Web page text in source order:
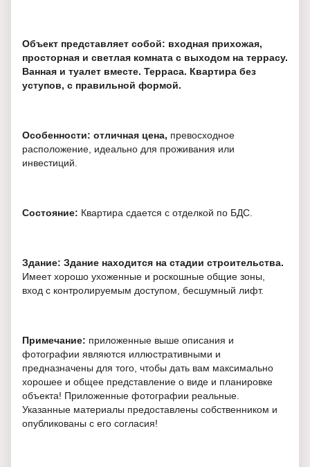
Объект представляет собой: входная прихожая,
просторная и светлая комната с выходом на террасу.
Ванная и туалет вместе. Терраса. Квартира без
уступов, с правильной формой.
Особенности: отличная цена, превосходное
расположение, идеально для проживания или
инвестиций.
Состояние: Квартира сдается с отделкой по БДС.
Здание: Здание находится на стадии строительства.
Имеет хорошо ухоженные и роскошные общие зоны,
вход с контролируемым доступом, бесшумный лифт.
Примечание: приложенные выше описания и
фотографии являются иллюстративными и
предназначены для того, чтобы дать вам максимально
хорошее и общее представление о виде и планировке
объекта! Приложенные фотографии реальные.
Указанные материалы предоставлены собственником и
опубликованы с его согласия!